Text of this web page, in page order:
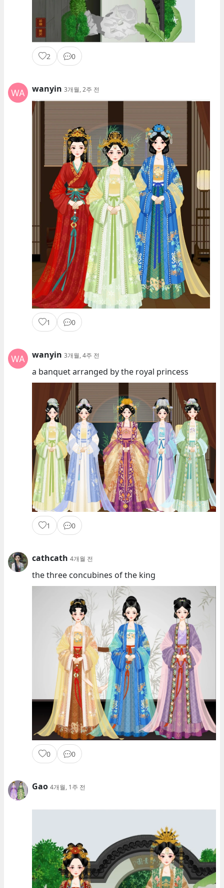
2 0
wanyin 3개월, 2주 전
1 0
wanyin 3개월, 4주 전
a banquet arranged by the royal princess
1 0
cathcath 4개월 전
the three concubines of the king
0 0
Gao 4개월, 1주 전